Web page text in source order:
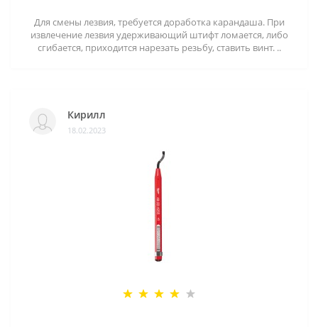
Для смены лезвия, требуется доработка карандаша. При
извлечение лезвия удерживающий штифт ломается, либо
сгибается, приходится нарезать резьбу, ставить винт. ..
Кирилл
18.02.2023